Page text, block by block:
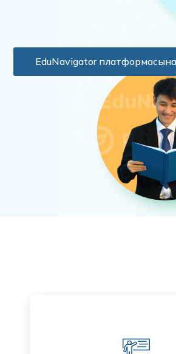
EduNavigator платформасына
Қазақстанда жоғары